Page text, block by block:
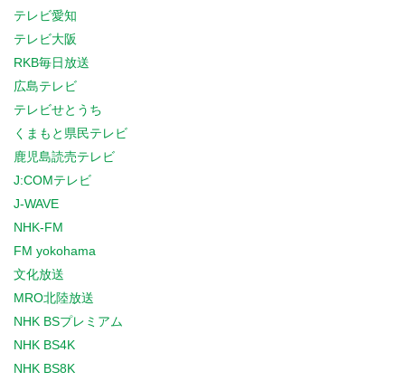
テレビ愛知
テレビ大阪
RKB毎日放送
広島テレビ
テレビせとうち
くまもと県民テレビ
鹿児島読売テレビ
J:COMテレビ
J-WAVE
NHK-FM
FM yokohama
文化放送
MRO北陸放送
NHK BSプレミアム
NHK BS4K
NHK BS8K